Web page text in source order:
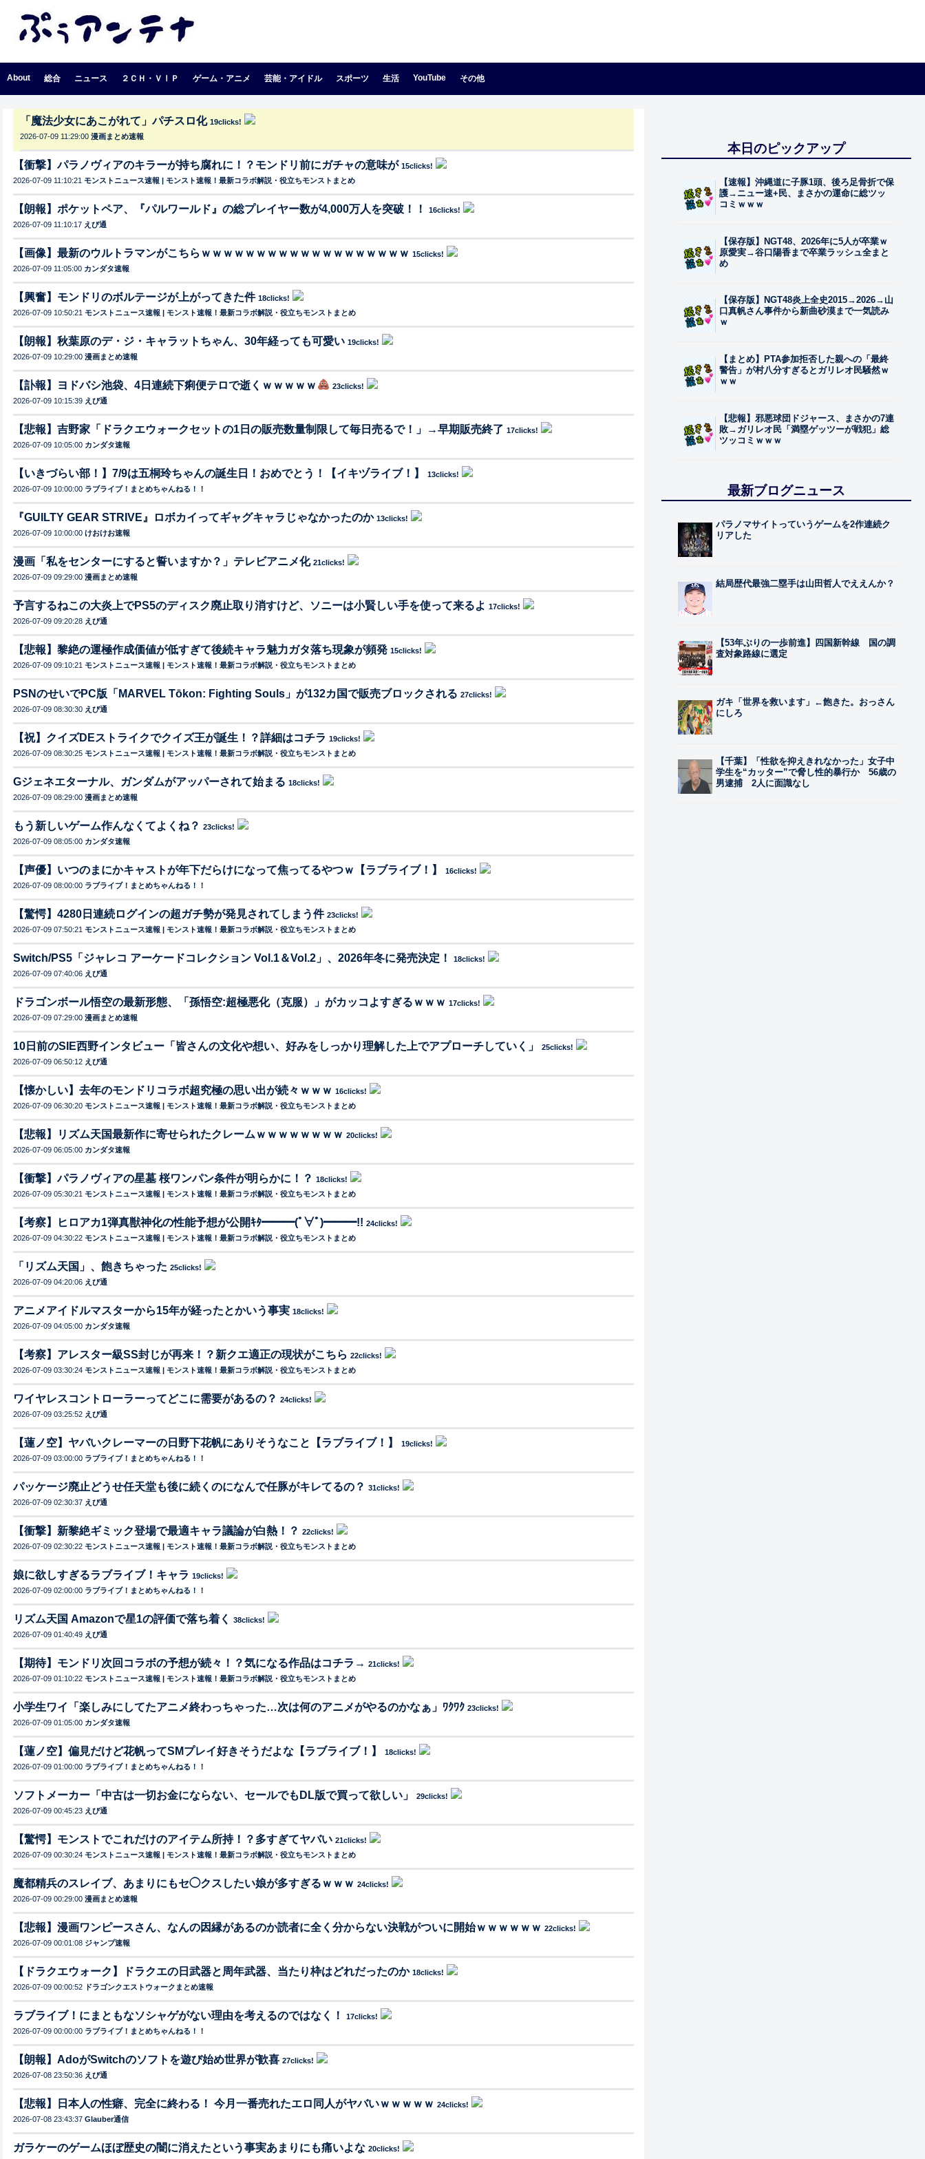
About 総合 ニュース ２ＣＨ・ＶⅠＰ ゲーム・アニメ 芸能・アイドル スポーツ 生活 YouTube その他
「魔法少女にあこがれて」パチスロ化 19clicks!
2026-07-09 11:29:00漫画まとめ速報
【衝撃】パラノヴィアのキラーが持ち腐れに！？モンドリ前にガチャの意味が 15clicks!
2026-07-09 11:10:21モンストニュース速報 | モンスト速報！最新コラボ解説・役立ちモンストまとめ
【朗報】ポケットペア、『パルワールド』の総プレイヤー数が4,000万人を突破！！
16clicks!
2026-07-09 11:10:17 えび通
【画像】最新のウルトラマンがこちらｗｗｗｗｗｗｗｗｗｗｗｗｗｗｗｗｗｗｗ 15clicks!
2026-07-09 11:05:00 カンダタ速報
【興奮】モンドリのボルテージが上がってきた件 18clicks!
2026-07-09 10:50:21モンストニュース速報 | モンスト速報！最新コラボ解説・役立ちモンストまとめ
【朗報】秋葉原のデ・ジ・キャラットちゃん、30年経っても可愛い 19clicks!
2026-07-09 10:29:00漫画まとめ速報
【訃報】ヨドバシ池袋、4日連続下痢便テロで逝くｗｗｗｗｗ
23clicks!
2026-07-09 10:15:39 えび通
【悲報】吉野家「ドラクエウォークセットの1日の販売数量制限して毎日売るで！」→早期販売終了 17clicks!
2026-07-09 10:05:00 カンダタ速報
【いきづらい部！】7/9は五桐玲ちゃんの誕生日！おめでとう！【イキヅライブ！】
13clicks!
2026-07-09 10:00:00 ラブライブ！まとめちゃんねる！！
『GUILTY GEAR STRIVE』ロボカイってギャグキャラじゃなかったのか 13clicks!
2026-07-09 10:00:00けおけお速報
漫画「私をセンターにすると誓いますか？」テレビアニメ化 21clicks!
2026-07-09 09:29:00漫画まとめ速報
予言するねこの大炎上でPS5のディスク廃止取り消すけど、ソニーは小賢しい手を使って来るよ
17clicks!
2026-07-09 09:20:28 えび通
【悲報】黎絶の運極作成価値が低すぎて後続キャラ魅力ガタ落ち現象が頻発 15clicks!
2026-07-09 09:10:21モンストニュース速報 | モンスト速報！最新コラボ解説・役立ちモンストまとめ
PSNのせいでPC版「MARVEL Tōkon: Fighting Souls」が132カ国で販売ブロックされる 27clicks!
2026-07-09 08:30:30 えび通
【祝】クイズDEストライクでクイズ王が誕生！？詳細はコチラ 19clicks!
2026-07-09 08:30:25モンストニュース速報 | モンスト速報！最新コラボ解説・役立ちモンストまとめ
Gジェネエターナル、ガンダムがアッパーされて始まる 18clicks!
2026-07-09 08:29:00漫画まとめ速報
もう新しいゲーム作んなくてよくね？
23clicks!
2026-07-09 08:05:00 カンダタ速報
【声優】いつのまにかキャストが年下だらけになって焦ってるやつｗ【ラブライブ！】
16clicks!
2026-07-09 08:00:00 ラブライブ！まとめちゃんねる！！
【驚愕】4280日連続ログインの超ガチ勢が発見されてしまう件 23clicks!
2026-07-09 07:50:21モンストニュース速報 | モンスト速報！最新コラボ解説・役立ちモンストまとめ
Switch/PS5「ジャレコ アーケードコレクション Vol.1＆Vol.2」、2026年冬に発売決定！
18clicks!
2026-07-09 07:40:06 えび通
ドラゴンボール悟空の最新形態、「孫悟空:超極悪化（克服）」がカッコよすぎるｗｗｗ 17clicks!
2026-07-09 07:29:00漫画まとめ速報
10日前のSIE西野インタビュー「皆さんの文化や想い、好みをしっかり理解した上でアプローチしていく」
25clicks!
2026-07-09 06:50:12 えび通
【懐かしい】去年のモンドリコラボ超究極の思い出が続々ｗｗｗ 16clicks!
2026-07-09 06:30:20モンストニュース速報 | モンスト速報！最新コラボ解説・役立ちモンストまとめ
【悲報】リズム天国最新作に寄せられたクレームｗｗｗｗｗｗｗｗ 20clicks!
2026-07-09 06:05:00 カンダタ速報
【衝撃】パラノヴィアの星墓 桜ワンパン条件が明らかに！？
18clicks!
2026-07-09 05:30:21モンストニュース速報 | モンスト速報！最新コラボ解説・役立ちモンストまとめ
【考察】ヒロアカ1弾真獣神化の性能予想が公開ｷﾀ━━━(ﾟ∀ﾟ)━━━!! 24clicks!
2026-07-09 04:30:22モンストニュース速報 | モンスト速報！最新コラボ解説・役立ちモンストまとめ
「リズム天国」、飽きちゃった 25clicks!
2026-07-09 04:20:06 えび通
アニメアイドルマスターから15年が経ったとかいう事実 18clicks!
2026-07-09 04:05:00 カンダタ速報
【考察】アレスター級SS封じが再来！？新クエ適正の現状がこちら 22clicks!
2026-07-09 03:30:24モンストニュース速報 | モンスト速報！最新コラボ解説・役立ちモンストまとめ
ワイヤレスコントローラーってどこに需要があるの？
24clicks!
2026-07-09 03:25:52 えび通
【蓮ノ空】ヤバいクレーマーの日野下花帆にありそうなこと【ラブライブ！】
19clicks!
2026-07-09 03:00:00 ラブライブ！まとめちゃんねる！！
パッケージ廃止どうせ任天堂も後に続くのになんで任豚がキレてるの？
31clicks!
2026-07-09 02:30:37 えび通
【衝撃】新黎絶ギミック登場で最適キャラ議論が白熱！？
22clicks!
2026-07-09 02:30:22モンストニュース速報 | モンスト速報！最新コラボ解説・役立ちモンストまとめ
娘に欲しすぎるラブライブ！キャラ 19clicks!
2026-07-09 02:00:00 ラブライブ！まとめちゃんねる！！
リズム天国 Amazonで星1の評価で落ち着く
38clicks!
2026-07-09 01:40:49 えび通
【期待】モンドリ次回コラボの予想が続々！？気になる作品はコチラ→
21clicks!
2026-07-09 01:10:22モンストニュース速報 | モンスト速報！最新コラボ解説・役立ちモンストまとめ
小学生ワイ「楽しみにしてたアニメ終わっちゃった…次は何のアニメがやるのかなぁ」ﾜｸﾜｸ 23clicks!
2026-07-09 01:05:00 カンダタ速報
【蓮ノ空】偏見だけど花帆ってSMプレイ好きそうだよな【ラブライブ！】
18clicks!
2026-07-09 01:00:00 ラブライブ！まとめちゃんねる！！
ソフトメーカー「中古は一切お金にならない、セールでもDL版で買って欲しい」
29clicks!
2026-07-09 00:45:23 えび通
【驚愕】モンストでこれだけのアイテム所持！？多すぎてヤバい 21clicks!
2026-07-09 00:30:24モンストニュース速報 | モンスト速報！最新コラボ解説・役立ちモンストまとめ
魔都精兵のスレイブ、あまりにもセ◯クスしたい娘が多すぎるｗｗｗ 24clicks!
2026-07-09 00:29:00漫画まとめ速報
【悲報】漫画ワンピースさん、なんの因縁があるのか読者に全く分からない決戦がついに開始ｗｗｗｗｗｗ 22clicks!
2026-07-09 00:01:08 ジャンプ速報
【ドラクエウォーク】ドラクエの日武器と周年武器、当たり枠はどれだったのか 18clicks!
2026-07-09 00:00:52 ドラゴンクエストウォークまとめ速報
ラブライブ！にまともなソシャゲがない理由を考えるのではなく！
17clicks!
2026-07-09 00:00:00 ラブライブ！まとめちゃんねる！！
【朗報】AdoがSwitchのソフトを遊び始め世界が歓喜 27clicks!
2026-07-08 23:50:36 えび通
【悲報】日本人の性癖、完全に終わる！ 今月一番売れたエロ同人がヤバいｗｗｗｗｗ 24clicks!
2026-07-08 23:43:37Glauber通信
ガラケーのゲームほぼ歴史の闇に消えたという事実あまりにも痛いよな 20clicks!
本日のピックアップ
【速報】沖縄道に子豚1頭、後ろ足骨折で保
護→ニュー速+民、まさかの運命に総ツッ
コミｗｗｗ
【保存版】NGT48、2026年に5人が卒業ｗ
原愛実→谷口陽香まで卒業ラッシュ全まと
め
【保存版】NGT48炎上全史2015→2026→山
口真帆さん事件から新曲砂漠まで一気読み
ｗ
【まとめ】PTA参加拒否した親への「最終
警告」が村八分すぎるとガリレオ民騒然ｗ
ｗｗ
【悲報】邪悪球団ドジャース、まさかの7連
敗→ガリレオ民「満塁ゲッツーが戦犯」総
ツッコミｗｗｗ
最新ブログニュース
パラノマサイトっていうゲームを2作連続ク
リアした
結局歴代最強二塁手は山田哲人でええんか？
【53年ぶりの一歩前進】四国新幹線 国の調
査対象路線に選定
ガキ「世界を救います」←飽きた。おっさん
にしろ
【千葉】「性欲を抑えきれなかった」女子中
学生を“カッター”で脅し性的暴行か 56歳の
男逮捕 2人に面識なし